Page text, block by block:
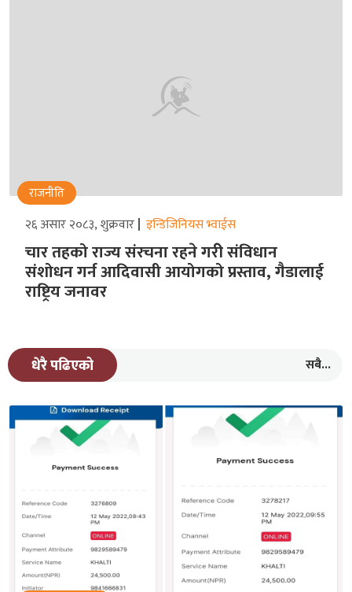
राजनीति
२६ असार २०८३, शुक्रवार इन्डिजिनियस भ्वाईस
चार तहको राज्य संरचना रहने गरीे संविधान
संशोधन गर्न आदिवासी आयोगको प्रस्ताव, गैडालाई
राष्ट्रिय जनावर
धेरै पढिएको सबै...